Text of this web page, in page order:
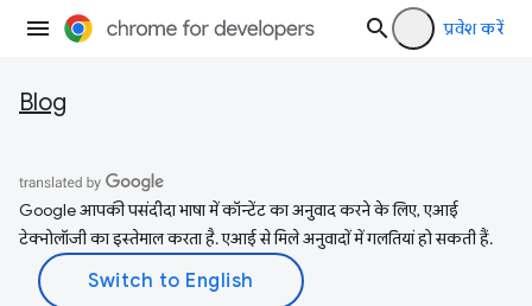
प्रवेश करें
Blog
Google आपकी पसंदीदा भाषा में कॉन्टेंट का अनुवाद करने के लिए, एआई
टेक्नोलॉजी का इस्तेमाल करता है. एआई से मिले अनुवादों में गलतियां हो सकती हैं.